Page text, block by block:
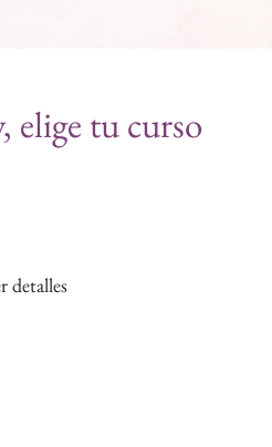
elige tu curso
detalles